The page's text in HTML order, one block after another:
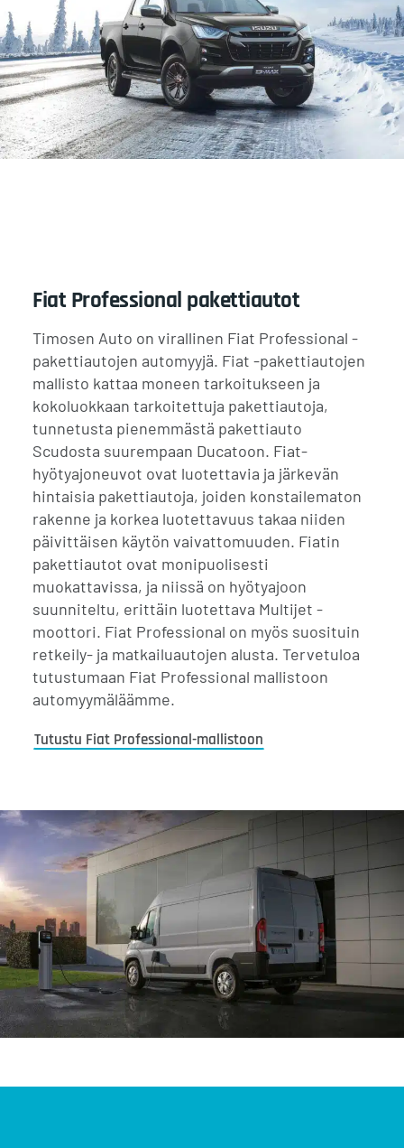
Fiat Professional pakettiautot
Timosen Auto on virallinen Fiat Professional -
pakettiautojen automyyjä. Fiat -pakettiautojen
mallisto kattaa moneen tarkoitukseen ja
kokoluokkaan tarkoitettuja pakettiautoja,
tunnetusta pienemmästä pakettiauto
Scudosta suurempaan Ducatoon. Fiat-
hyötyajoneuvot ovat luotettavia ja järkevän
hintaisia pakettiautoja, joiden konstailematon
rakenne ja korkea luotettavuus takaa niiden
päivittäisen käytön vaivattomuuden. Fiatin
pakettiautot ovat monipuolisesti
muokattavissa, ja niissä on hyötyajoon
suunniteltu, erittäin luotettava Multijet -
moottori. Fiat Professional on myös suosituin
retkeily- ja matkailuautojen alusta. Tervetuloa
tutustumaan Fiat Professional mallistoon
automyymäläämme.
Tutustu Fiat Professional-mallistoon